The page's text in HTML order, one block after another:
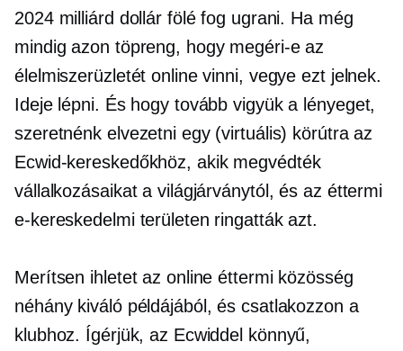
2024 milliárd dollár fölé fog ugrani. Ha még
mindig azon töpreng, hogy megéri-e az
élelmiszerüzletét online vinni, vegye ezt jelnek.
Ideje lépni. És hogy tovább vigyük a lényeget,
szeretnénk elvezetni egy (virtuális) körútra az
Ecwid-kereskedőkhöz, akik megvédték
vállalkozásaikat a világjárványtól, és az éttermi
e-kereskedelmi területen ringatták azt.
Merítsen ihletet az online éttermi közösség
néhány kiváló példájából, és csatlakozzon a
klubhoz. Ígérjük, az Ecwiddel könnyű,